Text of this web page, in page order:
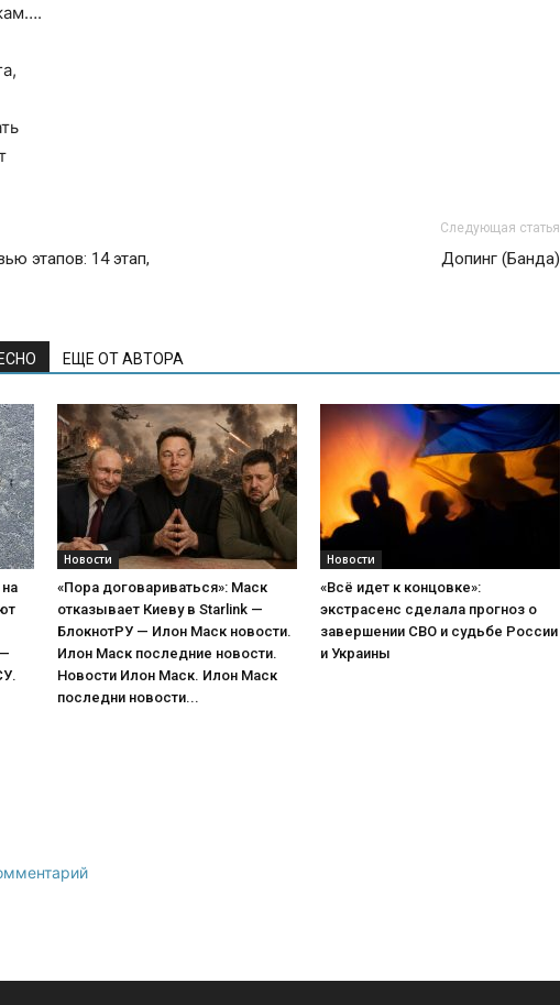
этапов: 14 этап,
Следующая статья
Допинг (Банда)
ЕЩЕ ОТ АВТОРА
Новости
«Пора договариваться»: Маск
отказывает Киеву в Starlink —
БлокнотРУ — Илон Маск новости.
Илон Маск последние новости.
Новости Илон Маск. Илон Маск
последни новости...
Новости
«Всё идет к концовке»:
экстрасенс сделала прогноз о
завершении СВО и судьбе России
и Украины